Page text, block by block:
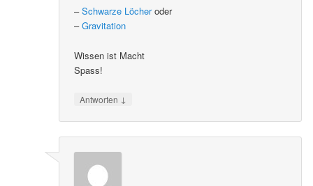
–Schwarze Löcheroder
–Gravitation
Wissen ist Macht
Spass!
Antworten ↓